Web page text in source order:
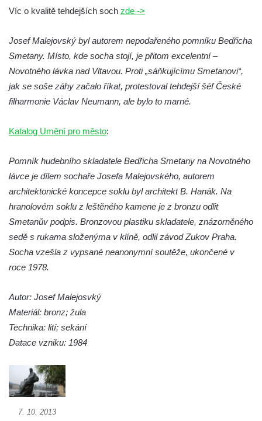
Reliéf Rodina a práce na budově záložny
čp. 69/1 v Českých Budějovicích
Socha Jana Valeria Jirsíka u Černé věže v
Českých Budějovicích
Socha Krista klesajícího pod křížem u
Budějovicích
náměstí v Českých Budějovicích
Socha Tornádo v parku na Senovážném
náměstí v Českých Budějovicích
Sousoší Humanoidi na Lannově třídě v
Pomník Vojtěcha Adalberta Lanny v parku
Na Sadech v Českých Budějovicích
Pomník Přemysla Otakara II. v parku Na
Socha Mateřství v parku Na Sadech v
Českých Budějovicích
Sadech v Českých Budějovicích
Víc o kvalitě tehdejších soch zde ->
Josef Malejovský byl autorem nepodařeného pomníku Bedřicha
Smetany. Místo, kde socha stojí, je přitom excelentní –
Novotného lávka nad Vltavou. Proti „sáňkujícímu Smetanovi“,
jak se soše záhy začalo říkat, protestoval tehdejší šéf České
filharmonie Václav Neumann, ale bylo to marné.
Katalog Umění pro město:
Pomník hudebního skladatele Bedřicha Smetany na Novotného
lávce je dílem sochaře Josefa Malejovského, autorem
architektonické koncepce soklu byl architekt B. Hanák. Na
hranolovém soklu z leštěného kamene je z bronzu odlit
Smetanův podpis. Bronzovou plastiku skladatele, znázorněného
sedě s rukama složenýma v klíně, odlil závod Zukov Praha.
Socha vzešla z vypsané neanonymní soutěže, ukončené v
roce 1978.
Autor: Josef Malejosvký
Materiál: bronz; žula
Technika: lití; sekání
Datace vzniku: 1984
7. 10. 2013